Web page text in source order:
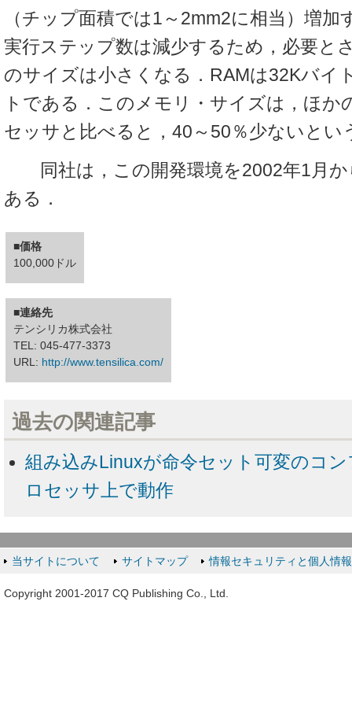
（チップ面積では1～2mm2に相当）増加
実行ステップ数は減少するため，必要と
のサイズは小さくなる．RAMは32Kバイ
トである．このメモリ・サイズは，ほか
セッサと比べると，40～50％少ないとい
同社は，この開発環境を2002年1月か
ある．
■価格
100,000ドル
■連絡先
テンシリカ株式会社
TEL: 045-477-3373
URL: http://www.tensilica.com/
過去の関連記事
組み込みLinuxが命令セット可変のコ
ロセッサ上で動作
当サイトについて サイトマップ 情報セキュリティと個人情
Copyright 2001-2017 CQ Publishing Co., Ltd.